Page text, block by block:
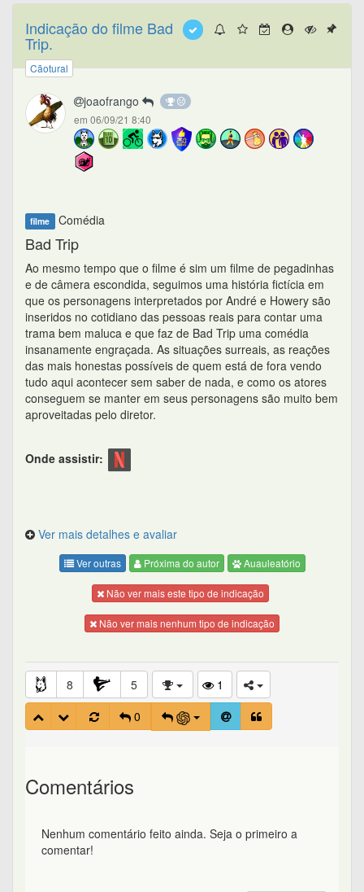
Indicação do filme Bad
Trip.
Cãotural
joaofrango
em 06/09/21 8:40
filme Comédia
Bad Trip
Ao mesmo tempo que o filme é sim um filme de pegadinhas
e de câmera escondida, seguimos uma história fictícia em
que os personagens interpretados por André e Howery são
inseridos no cotidiano das pessoas reais para contar uma
trama bem maluca e que faz de Bad Trip uma comédia
insanamente engraçada. As situações surreais, as reações
das mais honestas possíveis de quem está de fora vendo
tudo aqui acontecer sem saber de nada, e como os atores
conseguem se manter em seus personagens são muito bem
aproveitadas pelo diretor.
Onde assistir:
Ver mais detalhes e avaliar
Ver outras Próxima do autor Auauleatório
Não ver mais este tipo de indicação
Não ver mais nenhum tipo de indicação
8 5
1
0
Comentários
Nenhum comentário feito ainda. Seja o primeiro a
comentar!